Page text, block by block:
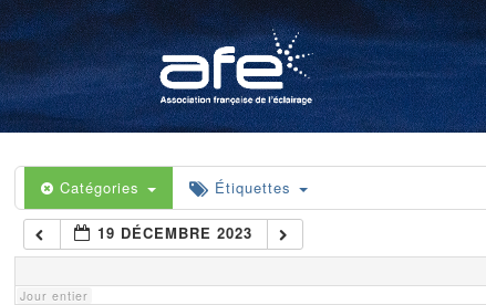
Catégories Étiquettes
19 DÉCEMBRE 2023
Jour entier
4 h 00 min
5 h 00 min
6 h 00 min
7 h 00 min